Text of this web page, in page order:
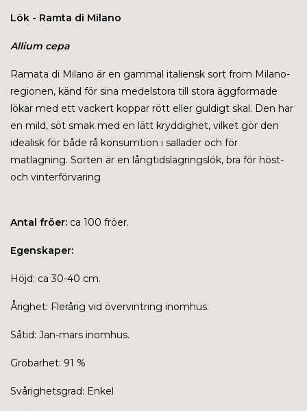
Lök - Ramta di Milano
Allium cepa
Ramata di Milano är en gammal italiensk sort from Milano-
regionen, känd för sina medelstora till stora äggformade
lökar med ett vackert koppar rött eller guldigt skal. Den har
en mild, söt smak med en lätt kryddighet, vilket gör den
idealisk för både rå konsumtion i sallader och för
matlagning. Sorten är en långtidslagringslök, bra för höst-
och vinterförvaring
Antal fröer: ca 100 fröer.
Egenskaper:
Höjd: ca 30-40 cm.
Årighet: Flerårig vid övervintring inomhus.
Såtid: Jan-mars inomhus.
Grobarhet: 91 %
Svårighetsgrad: Enkel